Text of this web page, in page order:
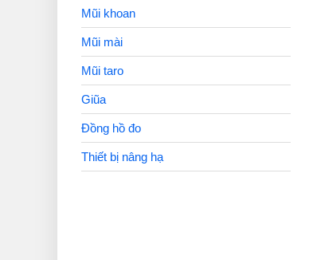
Mũi khoan
Mũi mài
Mũi taro
Giũa
Đồng hồ đo
Thiết bị nâng hạ